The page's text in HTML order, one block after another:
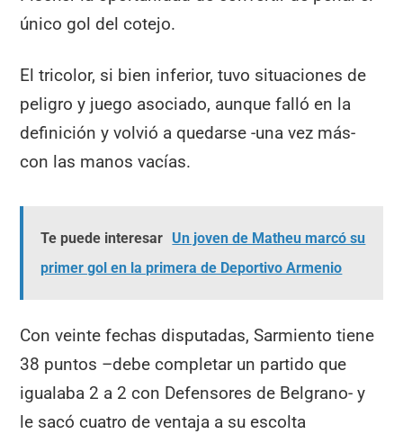
único gol del cotejo.
El tricolor, si bien inferior, tuvo situaciones de
peligro y juego asociado, aunque falló en la
definición y volvió a quedarse -una vez más-
con las manos vacías.
Te puede interesar Un joven de Matheu marcó su
primer gol en la primera de Deportivo Armenio
Con veinte fechas disputadas, Sarmiento tiene
38 puntos –debe completar un partido que
igualaba 2 a 2 con Defensores de Belgrano- y
le sacó cuatro de ventaja a su escolta